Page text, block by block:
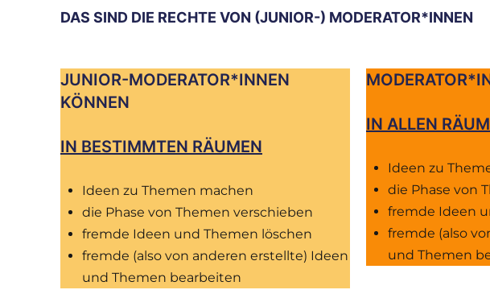
DAS SIND DIE RECHTE VON (JUNIOR-) MODERATOR*INNEN
JUNIOR-MODERATOR*INNEN
KÖNNEN
IN BESTIMMTEN RÄUMEN
Ideen zu Themen machen
die Phase von Themen verschieben
fremde Ideen und Themen löschen
fremde (also von anderen erstellte) Ideen
und Themen bearbeiten
IN ALLEN
Ideen zu
die Phase von
fremde Ideen
fremde (also
und Themen